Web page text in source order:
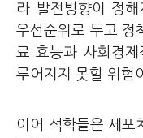
라 발전방향이 정해
우선순위로 두고 정
료 효능과 사회경
루어지지 못할 위험
이어 석학들은 세포